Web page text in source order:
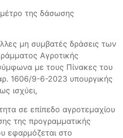
της δάσωσης
μη συμβατές δράσεις των
Αγροτικής
με τους Πίνακες του
1606/9-6-2023 υπουργικής
ισχύει,
σε επίπεδο αγροτεμαχίου
της προγραμματικής
εφαρμόζεται στο